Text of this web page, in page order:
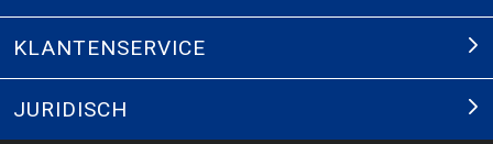
KLANTENSERVICE
JURIDISCH